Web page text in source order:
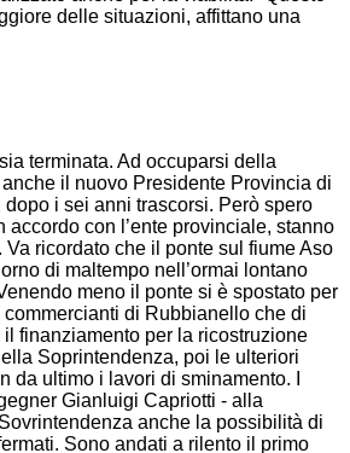
delle situazioni, affittano una
terminata. Ad occuparsi della
il nuovo Presidente Provincia di
i sei anni trascorsi. Però spero
con l’ente provinciale, stanno
ricordato che il ponte sul fiume Aso
di maltempo nell’ormai lontano
meno il ponte si è spostato per
di Rubbianello che di
finanziamento per la ricostruzione
Soprintendenza, poi le ulteriori
ultimo i lavori di sminamento. I
Gianluigi Capriotti - alla
anche la possibilità di
Sono andati a rilento il primo